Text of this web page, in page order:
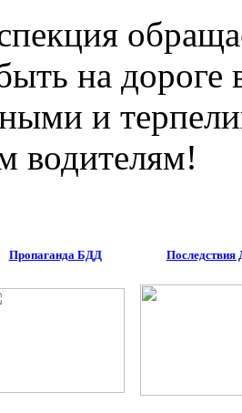
на
и
водителям!
Пропаганда БДД